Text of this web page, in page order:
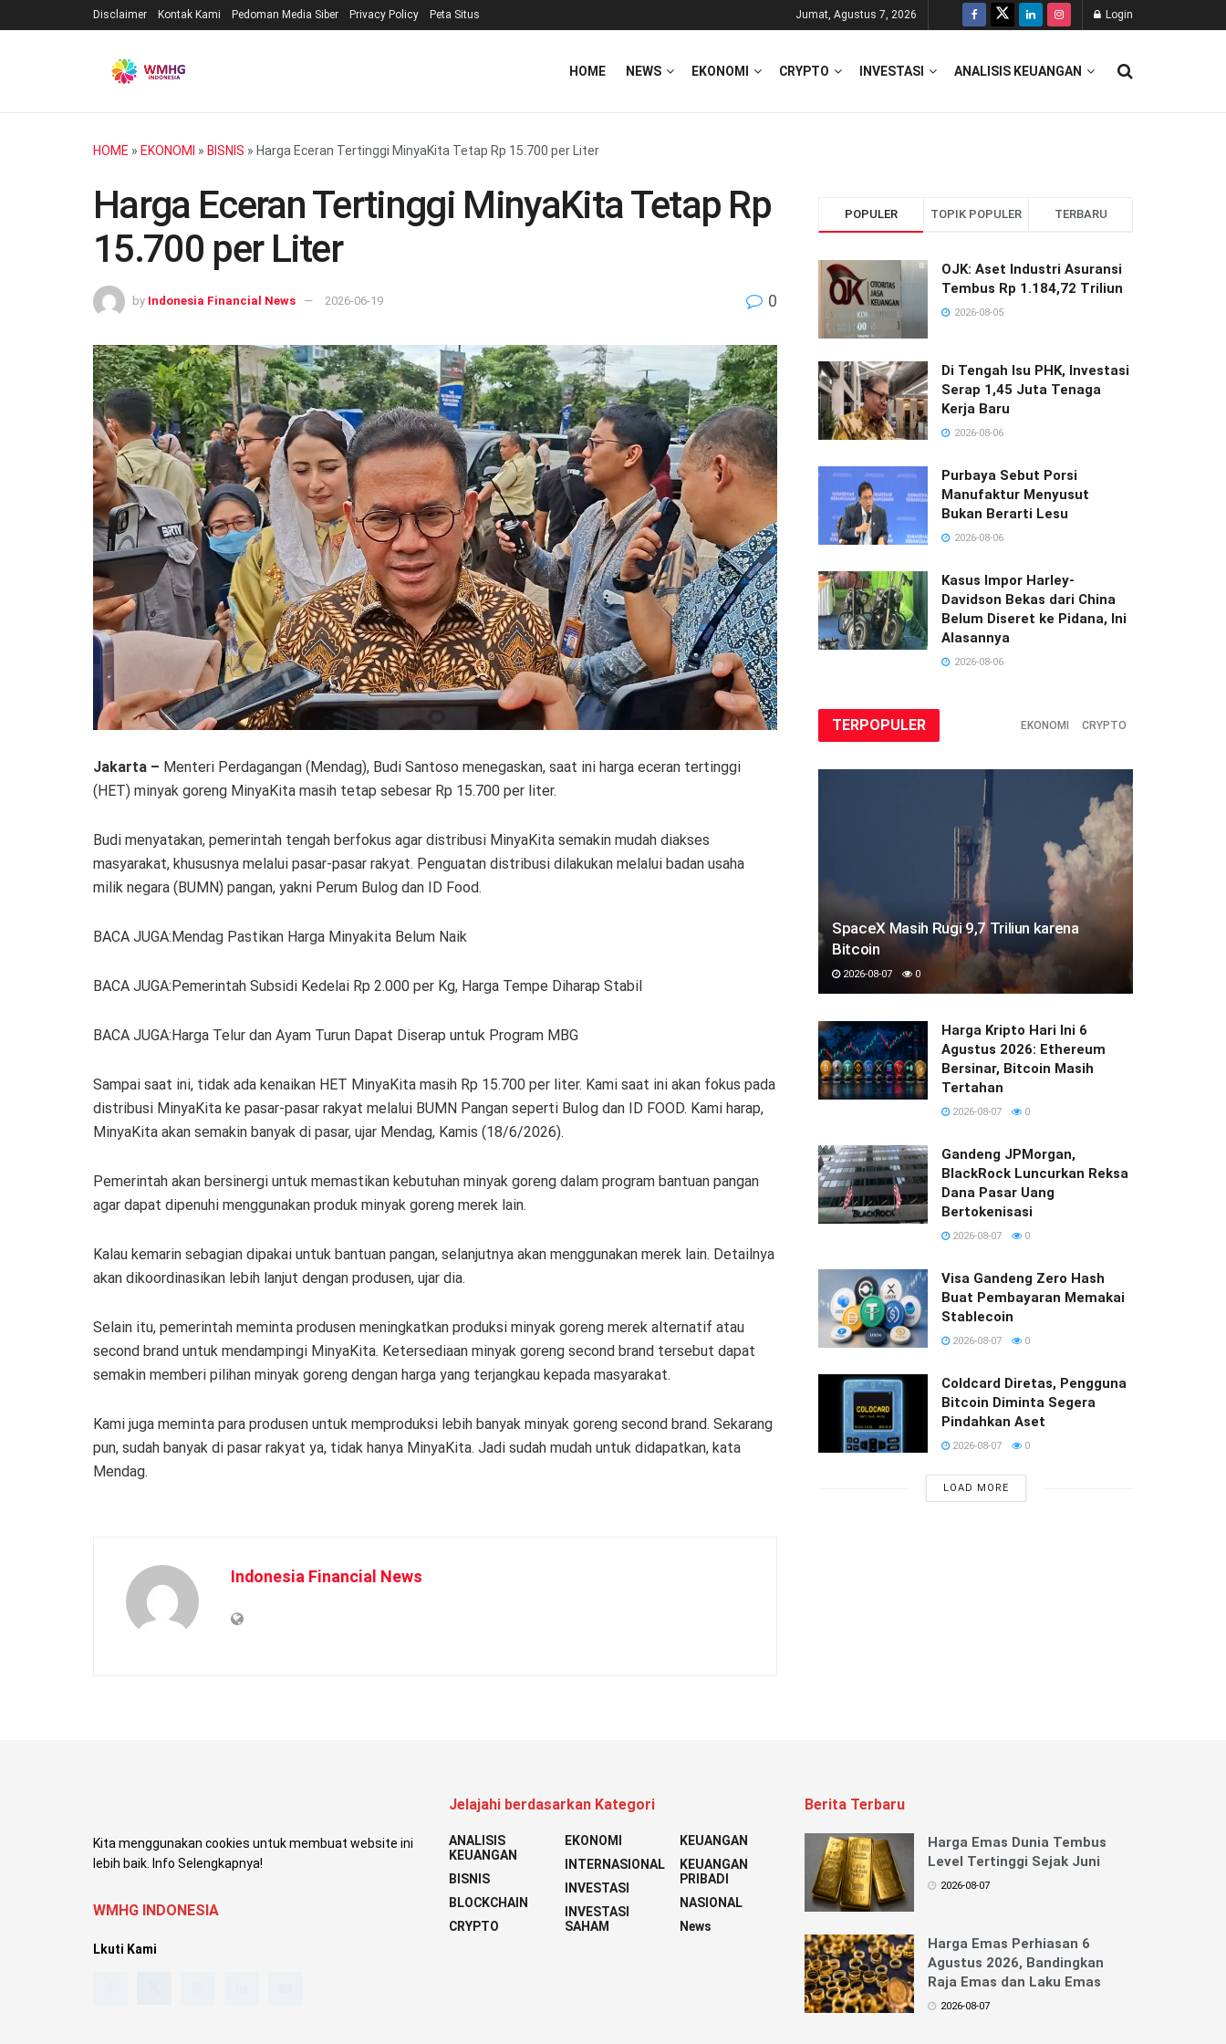
Disclaimer Kontak Kami Pedoman Media Siber Privacy Policy Peta Situs Jumat, Agustus 7, 2026 Login
HOME NEWS EKONOMI CRYPTO INVESTASI ANALISIS KEUANGAN
HOME » EKONOMI » BISNIS » Harga Eceran Tertinggi MinyaKita Tetap Rp 15.700 per Liter
Harga Eceran Tertinggi MinyaKita Tetap Rp
15.700 per Liter
by Indonesia Financial News 2026-06-19 0
Jakarta – Menteri Perdagangan (Mendag), Budi Santoso menegaskan, saat ini harga eceran tertinggi
(HET) minyak goreng MinyaKita masih tetap sebesar Rp 15.700 per liter.
Budi menyatakan, pemerintah tengah berfokus agar distribusi MinyaKita semakin mudah diakses
masyarakat, khususnya melalui pasar-pasar rakyat. Penguatan distribusi dilakukan melalui badan usaha
milik negara (BUMN) pangan, yakni Perum Bulog dan ID Food.
BACA JUGA:Mendag Pastikan Harga Minyakita Belum Naik
BACA JUGA:Pemerintah Subsidi Kedelai Rp 2.000 per Kg, Harga Tempe Diharap Stabil
BACA JUGA:Harga Telur dan Ayam Turun Dapat Diserap untuk Program MBG
Sampai saat ini, tidak ada kenaikan HET MinyaKita masih Rp 15.700 per liter. Kami saat ini akan fokus pada
distribusi MinyaKita ke pasar-pasar rakyat melalui BUMN Pangan seperti Bulog dan ID FOOD. Kami harap,
MinyaKita akan semakin banyak di pasar, ujar Mendag, Kamis (18/6/2026).
Pemerintah akan bersinergi untuk memastikan kebutuhan minyak goreng dalam program bantuan pangan
agar dapat dipenuhi menggunakan produk minyak goreng merek lain.
Kalau kemarin sebagian dipakai untuk bantuan pangan, selanjutnya akan menggunakan merek lain. Detailnya
akan dikoordinasikan lebih lanjut dengan produsen, ujar dia.
Selain itu, pemerintah meminta produsen meningkatkan produksi minyak goreng merek alternatif atau
second brand untuk mendampingi MinyaKita. Ketersediaan minyak goreng second brand tersebut dapat
semakin memberi pilihan minyak goreng dengan harga yang terjangkau kepada masyarakat.
Kami juga meminta para produsen untuk memproduksi lebih banyak minyak goreng second brand. Sekarang
pun, sudah banyak di pasar rakyat ya, tidak hanya MinyaKita. Jadi sudah mudah untuk didapatkan, kata
Mendag.
Indonesia Financial News
POPULER TOPIK POPULER TERBARU
OJK: Aset Industri Asuransi
Tembus Rp 1.184,72 Triliun
2026-08-05
Di Tengah Isu PHK, Investasi
Serap 1,45 Juta Tenaga
Kerja Baru
2026-08-06
Purbaya Sebut Porsi
Manufaktur Menyusut
Bukan Berarti Lesu
2026-08-06
Kasus Impor Harley-
Davidson Bekas dari China
Belum Diseret ke Pidana, Ini
Alasannya
2026-08-06
TERPOPULER EKONOMI CRYPTO
SpaceX Masih Rugi 9,7 Triliun karena
Bitcoin
2026-08-07 0
Harga Kripto Hari Ini 6
Agustus 2026: Ethereum
Bersinar, Bitcoin Masih
Tertahan
2026-08-07 0
Gandeng JPMorgan,
BlackRock Luncurkan Reksa
Dana Pasar Uang
Bertokenisasi
2026-08-07 0
Visa Gandeng Zero Hash
Buat Pembayaran Memakai
Stablecoin
2026-08-07 0
Coldcard Diretas, Pengguna
Bitcoin Diminta Segera
Pindahkan Aset
2026-08-07 0
LOAD MORE
Kita menggunakan cookies untuk membuat website ini
lebih baik. Info Selengkapnya!
WMHG INDONESIA
Lkuti Kami
Jelajahi berdasarkan Kategori
ANALISIS
KEUANGAN
BISNIS
BLOCKCHAIN
CRYPTO
EKONOMI
INTERNASIONAL
INVESTASI
INVESTASI
SAHAM
KEUANGAN
KEUANGAN
PRIBADI
NASIONAL
News
Berita Terbaru
Harga Emas Dunia Tembus
Level Tertinggi Sejak Juni
2026-08-07
Harga Emas Perhiasan 6
Agustus 2026, Bandingkan
Raja Emas dan Laku Emas
2026-08-07